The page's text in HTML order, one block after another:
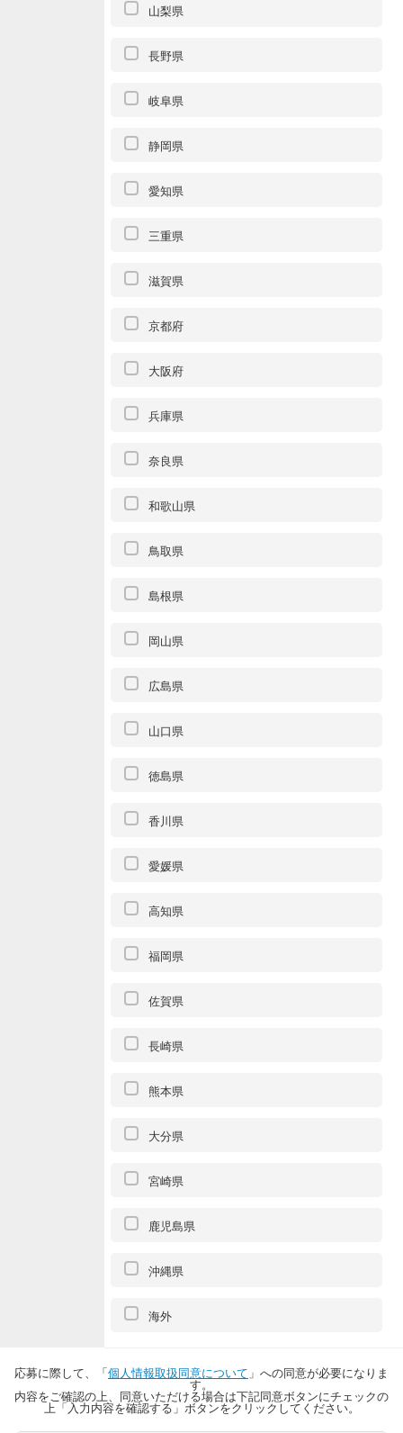
山梨県
長野県
岐阜県
静岡県
愛知県
三重県
滋賀県
京都府
大阪府
兵庫県
奈良県
和歌山県
鳥取県
島根県
岡山県
広島県
山口県
徳島県
香川県
愛媛県
高知県
福岡県
佐賀県
長崎県
熊本県
大分県
宮崎県
鹿児島県
沖縄県
海外
応募に際して、「個人情報取扱同意について 」への同意が必要になりま
す。
内容をご確認の上、同意いただける場合は下記同意ボタンにチェックの
上「入力内容を確認する」ボタンをクリックしてください。